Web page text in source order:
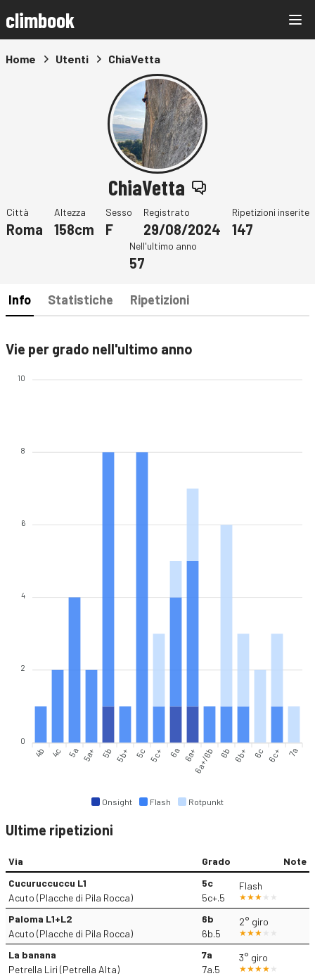
climbook
Home Utenti ChiaVetta
ChiaVetta
Città
Roma
Altezza
158cm
Sesso
F
Registrato
29/08/2024
Ripetizioni inserite
147
Nell'ultimo anno
57
Info Statistiche Ripetizioni
Vie per grado nell'ultimo anno
Onsight Flash Rotpunkt
10
8
6
4
2
0
4b 4c 5a 5a+ 5b 5b+ 5c 5c+ 6a 6a+6a+/6b 6b 6b+ 6c 6c+ 7a
Ultime ripetizioni
Via Grado
Note
Cucuruccuccu L1
Acuto (Placche di Pila Rocca)
5c
5c+.5
Flash
Paloma L1+L2
Acuto (Placche di Pila Rocca)
6b
6b.5
2° giro
La banana
Petrella Liri (Petrella Alta)
7a
7a.5
3° giro